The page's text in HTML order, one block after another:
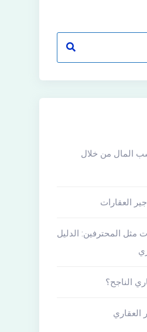
المال من خلال
العقارات
مثل المحترفين: الدليل
الناجح؟
العقاري